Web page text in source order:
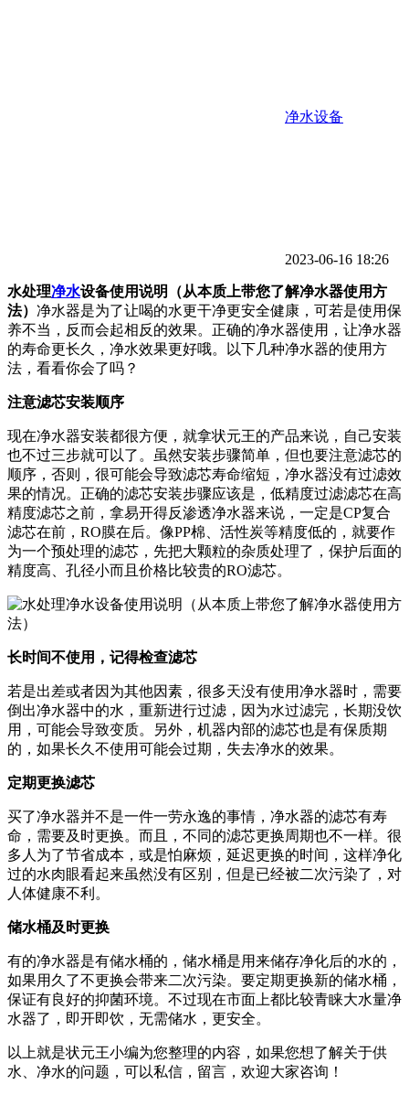
净水设备
2023-06-16 18:26
水处理净水设备使用说明（从本质上带您了解净水器使用方
法） 净水器是为了让喝的水更干净更安全健康，可若是使用保
养不当，反而会起相反的效果。正确的净水器使用，让净水器
的寿命更长久，净水效果更好哦。以下几种净水器的使用方
法，看看你会了吗？
注意滤芯安装顺序
现在净水器安装都很方便，就拿状元王的产品来说，自己安装
也不过三步就可以了。虽然安装步骤简单，但也要注意滤芯的
顺序，否则，很可能会导致滤芯寿命缩短，净水器没有过滤效
果的情况。正确的滤芯安装步骤应该是，低精度过滤滤芯在高
精度滤芯之前，拿易开得反渗透净水器来说，一定是CP复合
滤芯在前，RO膜在后。像PP棉、活性炭等精度低的，就要作
为一个预处理的滤芯，先把大颗粒的杂质处理了，保护后面的
精度高、孔径小而且价格比较贵的RO滤芯。
长时间不使用，记得检查滤芯
若是出差或者因为其他因素，很多天没有使用净水器时，需要
倒出净水器中的水，重新进行过滤，因为水过滤完，长期没饮
用，可能会导致变质。另外，机器内部的滤芯也是有保质期
的，如果长久不使用可能会过期，失去净水的效果。
定期更换滤芯
买了净水器并不是一件一劳永逸的事情，净水器的滤芯有寿
命，需要及时更换。而且，不同的滤芯更换周期也不一样。很
多人为了节省成本，或是怕麻烦，延迟更换的时间，这样净化
过的水肉眼看起来虽然没有区别，但是已经被二次污染了，对
人体健康不利。
储水桶及时更换
有的净水器是有储水桶的，储水桶是用来储存净化后的水的，
如果用久了不更换会带来二次污染。要定期更换新的储水桶，
保证有良好的抑菌环境。不过现在市面上都比较青睐大水量净
水器了，即开即饮，无需储水，更安全。
以上就是状元王小编为您整理的内容，如果您想了解关于供
水、净水的问题，可以私信，留言，欢迎大家咨询！